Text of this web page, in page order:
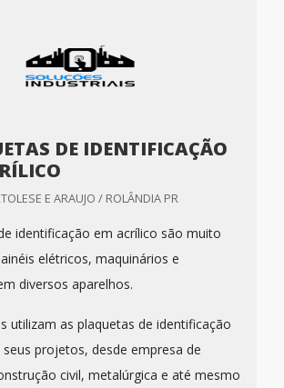
DE IDENTIFICAÇÃO
E ARAUJO / ROLÂNDIA PR
identificação em acrílico são muito
elétricos, maquinários e
diversos aparelhos.
utilizam as plaquetas de identificação
projetos, desde empresa de
civil, metalúrgica e até mesmo